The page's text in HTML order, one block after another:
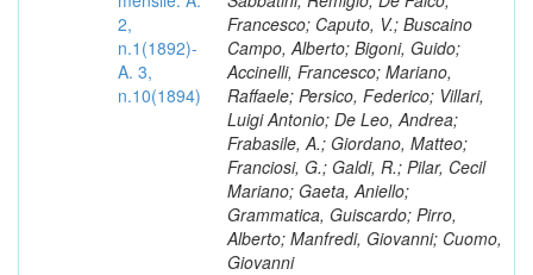
2,
n.1(1892)-
A. 3,
n.10(1894)
Francesco; Caputo, V.; Buscaino
Campo, Alberto; Bigoni, Guido;
Accinelli, Francesco; Mariano,
Raffaele; Persico, Federico; Villari,
Luigi Antonio; De Leo, Andrea;
Frabasile, A.; Giordano, Matteo;
Franciosi, G.; Galdi, R.; Pilar, Cecil
Mariano; Gaeta, Aniello;
Grammatica, Guiscardo; Pirro,
Alberto; Manfredi, Giovanni; Cuomo,
Giovanni